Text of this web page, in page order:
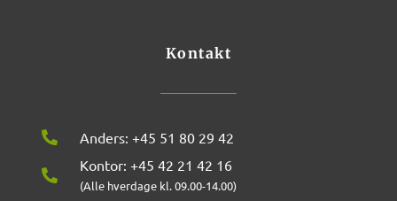
m
Kontakt
Anders: +45 51 80 29 42
Kontor: +45 42 21 42 16
(Alle hverdage kl. 09.00-14.00)